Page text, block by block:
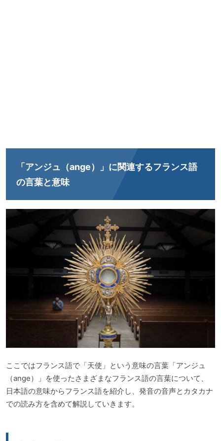
「アンジュ（ange）」に関連するフランス語
の言葉と意味
ここではフランス語で「天使」という意味の言葉「アンジュ
（ange）」を使ったさまざまなフランス語の言葉について、
日本語の意味からフランス語を紹介し、発音の音声とカタカナ
での読み方を含めて解説していきます。